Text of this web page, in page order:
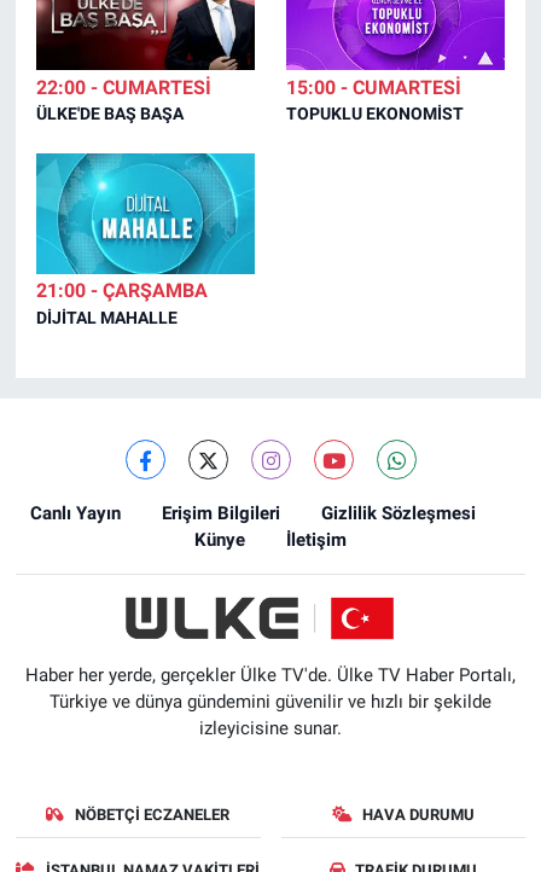
22:00 - CUMARTESİ
ÜLKE'DE BAŞ BAŞA
15:00 - CUMARTESİ
TOPUKLU EKONOMİST
21:00 - ÇARŞAMBA
DİJİTAL MAHALLE
Canlı Yayın Erişim Bilgileri
Gizlilik Sözleşmesi
Künye
İletişim
Haber her yerde, gerçekler Ülke TV'de. Ülke TV Haber Portalı,
Türkiye ve dünya gündemini güvenilir ve hızlı bir şekilde
izleyicisine sunar.
NÖBETÇI ECZANELER HAVA DURUMU